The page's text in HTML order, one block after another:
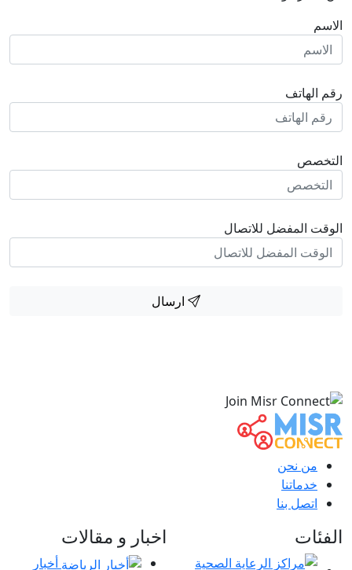
الاسم
رقم الهاتف
التخصص
الوقت المفضل للاتصال
ارسال
من نحن
خدماتنا
اتصل بنا
الفئات اخبار و مقالات
أخبار